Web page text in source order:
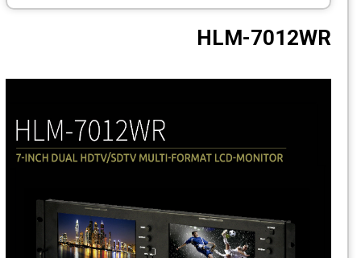
HLM-7012WR